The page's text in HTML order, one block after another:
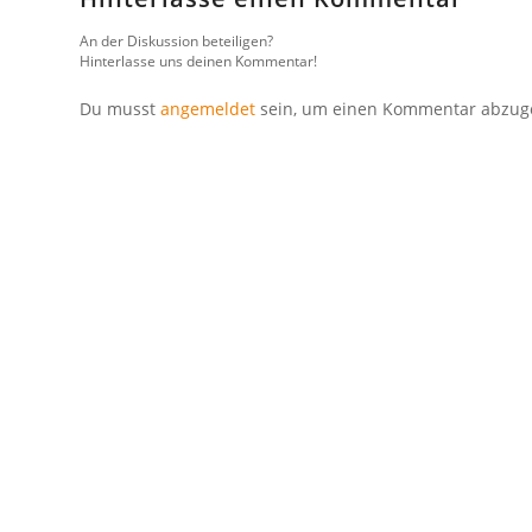
An der Diskussion beteiligen?
Hinterlasse uns deinen Kommentar!
Du musst angemeldet sein, um einen Kommentar